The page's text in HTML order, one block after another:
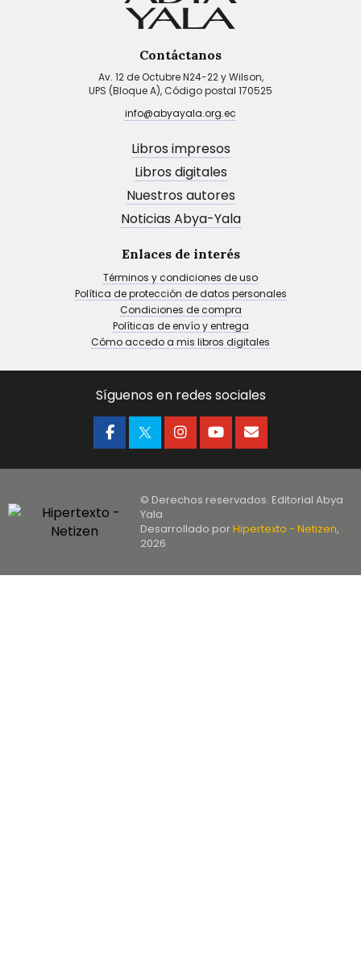
Contáctanos
Av. 12 de Octubre N24-22 y Wilson,
UPS (Bloque A), Código postal 170525
info@abyayala.org.ec
Libros impresos
Libros digitales
Nuestros autores
Noticias Abya-Yala
Enlaces de interés
Términos y condiciones de uso
Política de protección de datos personales
Condiciones de compra
Políticas de envío y entrega
Cómo accedo a mis libros digitales
Síguenos en redes sociales
© Derechos reservados. Editorial Abya
Yala
Desarrollado porHipertexto - Netizen,
2026